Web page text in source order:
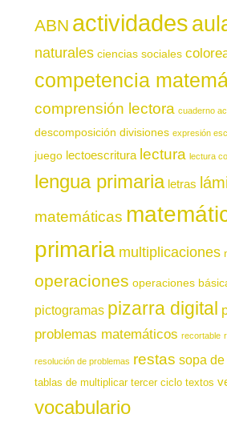
ABN actividades
naturales ciencias sociales
competencia
comprensión lectora cuaderno
descomposición divisiones expresión
juego lectoescritura lectura lectura
lengua primaria letras
matemáticas
primaria multiplicaciones
operaciones operaciones
pictogramas pizarra digital
problemas matemáticos recortable
resolución de problemas restas sopa de
tablas de multiplicar tercer ciclo textos
vocabulario